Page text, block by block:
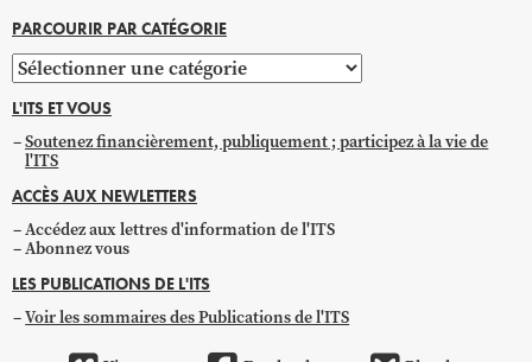
PARCOURIR PAR CATÉGORIE
Parcourir
par
catégorie
L'ITS ET VOUS
Soutenez financièrement, publiquement ; participez à la vie de
l'ITS
ACCÈS AUX NEWLETTERS
Accédez aux lettres d'information de l'ITS
Abonnez vous
LES PUBLICATIONS DE L'ITS
Voir les sommaires des Publications de l'ITS